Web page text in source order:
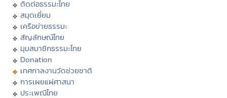
ติดต่อธรรมะไทย
สมุดเยี่ยม
เครือข่ายธรรมะ
สัญลักษณ์ไทย
มุมสมาชิกธรรมะไทย
Donation
เทศกาลงานวัดช่วยชาติ
การเผยแผ่ศาสนา
ประเพณีไทย